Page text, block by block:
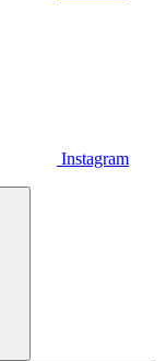
Instagram